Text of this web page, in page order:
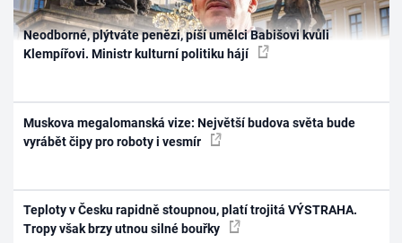
Neodborné, plýtváte penězi, píší umělci Babišovi kvůli
Klempířovi. Ministr kulturní politiku hájí
Muskova megalomanská vize: Největší budova světa bude
vyrábět čipy pro roboty i vesmír
Teploty v Česku rapidně stoupnou, platí trojitá VÝSTRAHA.
Tropy však brzy utnou silné bouřky